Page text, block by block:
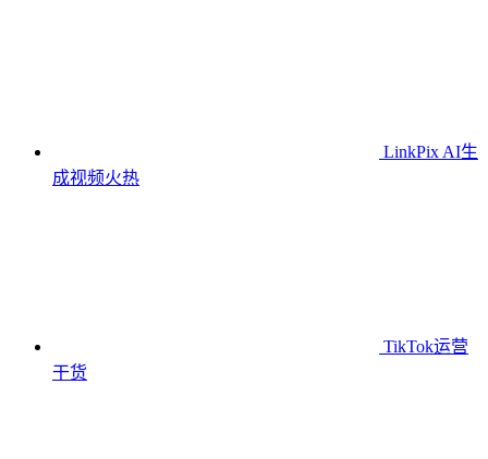
LinkPix AI生
成视频火热
TikTok运营
干货